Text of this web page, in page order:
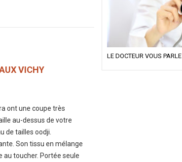
VICHY
ont une coupe très
au-dessus de votre
de tailles oodji.
Son tissu en mélange
au toucher. Portée seule
LE DOCTEUR VOUS PARLE